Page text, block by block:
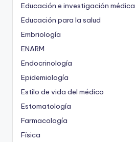
Educación e investigación médica
Educación para la salud
Embriología
ENARM
Endocrinología
Epidemiología
Estilo de vida del médico
Estomatología
Farmacología
Física